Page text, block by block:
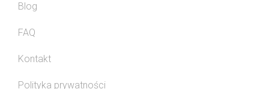
Blog
FAQ
Kontakt
Polityka prywatności